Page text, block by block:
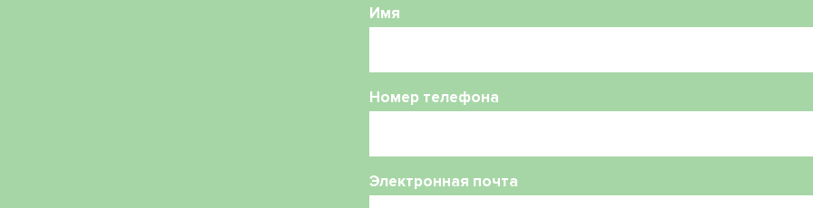
Имя
Номер телефона
Электронная почта